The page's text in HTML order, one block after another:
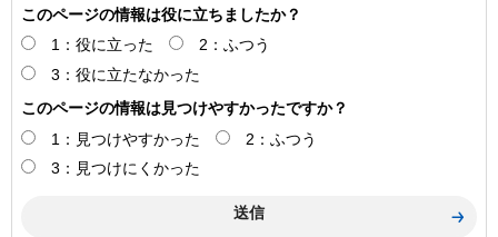
このページの情報は役に立ちましたか？
1：役に立った
2：ふつう
3：役に立たなかった
このページの情報は見つけやすかったですか？
1：見つけやすかった
2：ふつう
3：見つけにくかった